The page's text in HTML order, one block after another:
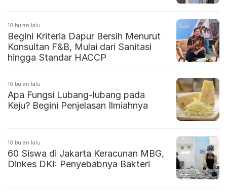
10 bulan lalu
Begini Kriteria Dapur Bersih Menurut
Konsultan F&B, Mulai dari Sanitasi
hingga Standar HACCP
10 bulan lalu
Apa Fungsi Lubang-lubang pada
Keju? Begini Penjelasan Ilmiahnya
10 bulan lalu
60 Siswa di Jakarta Keracunan MBG,
Dinkes DKI: Penyebabnya Bakteri